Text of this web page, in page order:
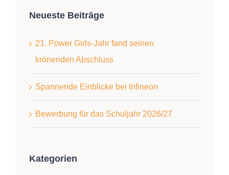
Neueste Beiträge
21. Power Girls-Jahr fand seinen
krönenden Abschluss
Spannende Einblicke bei Infineon
Bewerbung für das Schuljahr 2026/27
Kategorien